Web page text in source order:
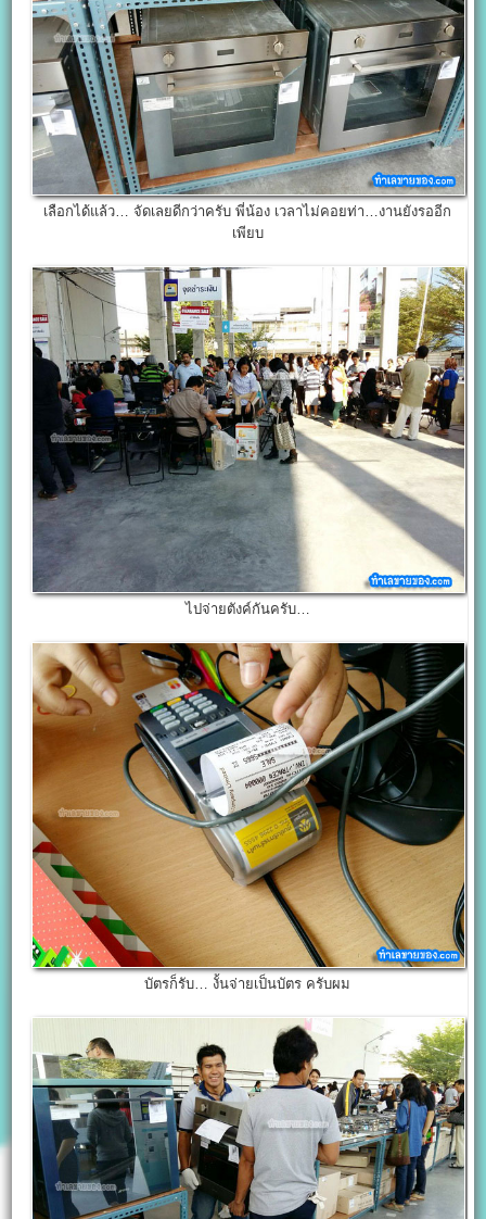
เลือกได้แล้ว… จัดเลยดีกว่าครับ พี่น้อง เวลาไม่คอยท่า…งานยังรออีก
เพียบ
ไปจ่ายตังค์กันครับ…
บัตรก็รับ… งั้นจ่ายเป็นบัตร ครับผม